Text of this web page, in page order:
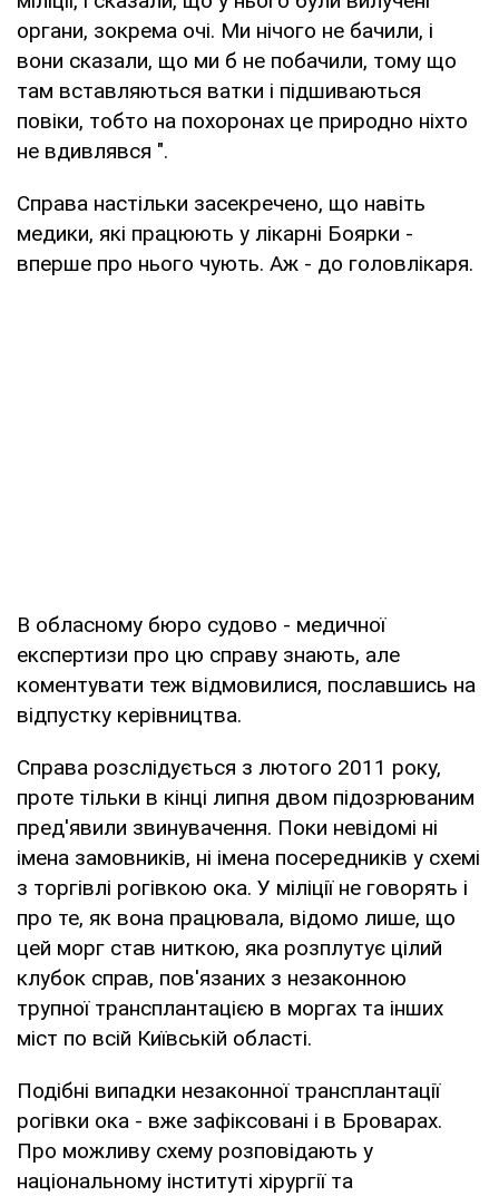
органи, зокрема очі. Ми нічого не бачили, і
вони сказали, що ми б не побачили, тому що
там вставляються ватки і підшиваються
повіки, тобто на похоронах це природно ніхто
не вдивлявся ".
Справа настільки засекречено, що навіть
медики, які працюють у лікарні Боярки -
вперше про нього чують. Аж - до головлікаря.
В обласному бюро судово - медичної
експертизи про цю справу знають, але
коментувати теж відмовилися, пославшись на
відпустку керівництва.
Справа розслідується з лютого 2011 року,
проте тільки в кінці липня двом підозрюваним
пред'явили звинувачення. Поки невідомі ні
імена замовників, ні імена посередників у схемі
з торгівлі рогівкою ока. У міліції не говорять і
про те, як вона працювала, відомо лише, що
цей морг став ниткою, яка розплутує цілий
клубок справ, пов'язаних з незаконною
трупної трансплантацією в моргах та інших
міст по всій Київській області.
Подібні випадки незаконної трансплантації
рогівки ока - вже зафіксовані і в Броварах.
Про можливу схему розповідають у
національному інституті хірургії та